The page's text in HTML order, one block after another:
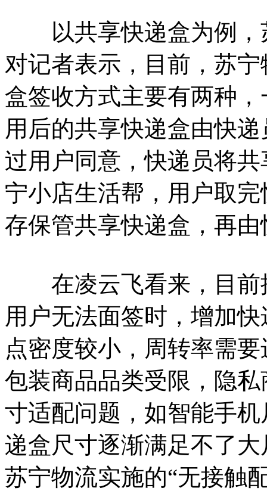
以共享快递盒为例，
对记者表示，目前，苏
盒签收方式主要有两种
用后的共享快递盒由快
过用户同意，快递员将
宁小店生活帮，用户取
存保管共享快递盒，再
在凌云飞看来，目前
用户无法面签时，增加
点密度较小，周转率需
包装商品品类受限，隐
寸适配问题，如智能手
递盒尺寸逐渐满足不了
苏宁物流实施的“无接触